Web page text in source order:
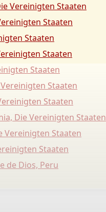
Vereinigten Staaten
Staaten
Staaten
Staaten
Staaten
Staaten
Staaten
Die Vereinigten Staaten
Vereinigten Staaten
Staaten
de Dios, Peru